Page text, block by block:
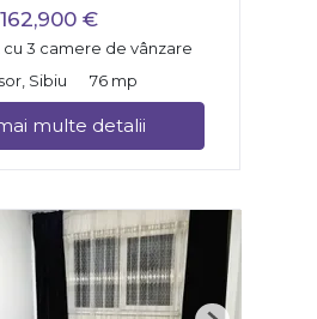
162,900 €
3 camere de vânzare
Sibiu
76 mp
multe detalii